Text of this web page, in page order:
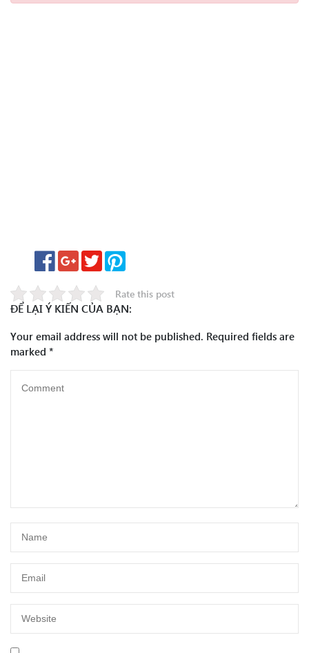
Rate this post
ĐỂ LẠI Ý KIẾN CỦA BẠN:
Your email address will not be published. Required fields are
marked *